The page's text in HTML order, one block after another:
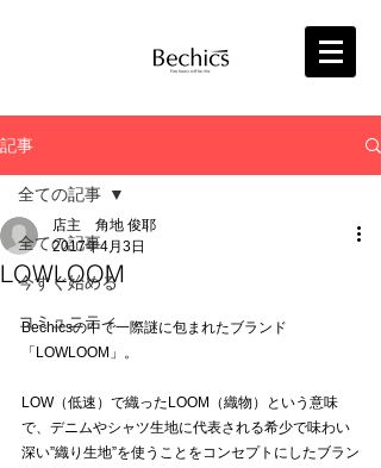
記事
全ての記事
今すぐ始める
コミュニティ
全ての記事
LOWLOOM
店主 角地 俊耶
2017年4月3日
Bechicsの中で一際謎に包まれたブランド
「LOWLOOM」。
LOW（低速）で織ったLOOM（織物）という意味
で、デニムやシャツ生地に代表される希少で味わい
深い”織り生地”を使うことをコンセプトにしたブラン